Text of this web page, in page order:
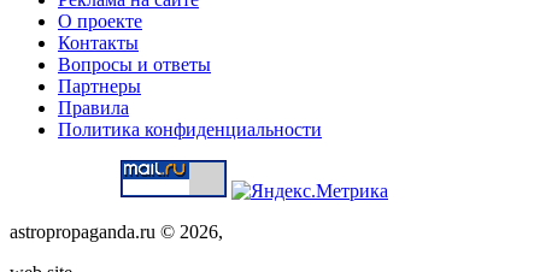
О проекте
Контакты
Вопросы и ответы
Партнеры
Правила
Политика конфиденциальности
astropropaganda.ru © 2026,